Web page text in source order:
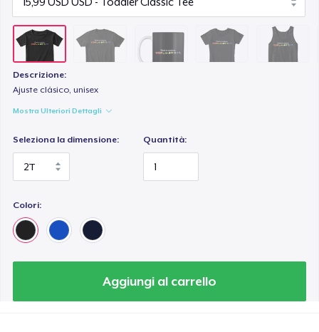
Descrizione:
Ajuste clásico, unisex
Mostra Ulteriori Dettagli
Seleziona la dimensione: Quantità:
Colori:
Aggiungi al carrello
Essential Tee
26,99 USD